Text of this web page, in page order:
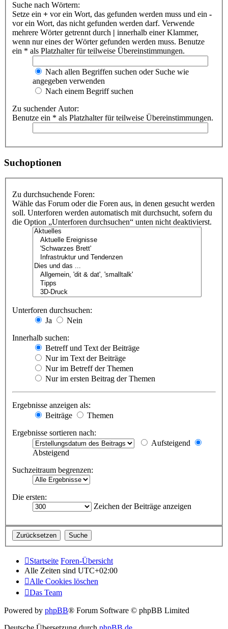
Suche nach Wörtern:
Setze ein + vor ein Wort, das gefunden werden muss und ein -
vor ein Wort, das nicht gefunden werden darf. Verwende
mehrere Wörter getrennt durch | innerhalb einer Klammer,
wenn nur eines der Wörter gefunden werden muss. Benutze
ein * als Platzhalter für teilweise Übereinstimmungen.
Nach allen Begriffen suchen oder Suche wie
angegeben verwenden
Nach einem Begriff suchen
Zu suchender Autor:
Benutze ein * als Platzhalter für teilweise Übereinstimmungen.
Suchoptionen
Zu durchsuchende Foren:
Wähle das Forum oder die Foren aus, in denen gesucht werden
soll. Unterforen werden automatisch mit durchsucht, sofern du
die Option „Unterforen durchsuchen“ unten nicht deaktivierst.
Unterforen durchsuchen:
Ja
Nein
Innerhalb suchen:
Betreff und Text der Beiträge
Nur im Text der Beiträge
Nur im Betreff der Themen
Nur im ersten Beitrag der Themen
Ergebnisse anzeigen als:
Beiträge
Themen
Ergebnisse sortieren nach:
Aufsteigend
Absteigend
Suchzeitraum begrenzen:
Die ersten:
Zeichen der Beiträge anzeigen
Startseite Foren-Übersicht
Alle Zeiten sind UTC+02:00
Alle Cookies löschen
Das Team
Powered by phpBB® Forum Software © phpBB Limited